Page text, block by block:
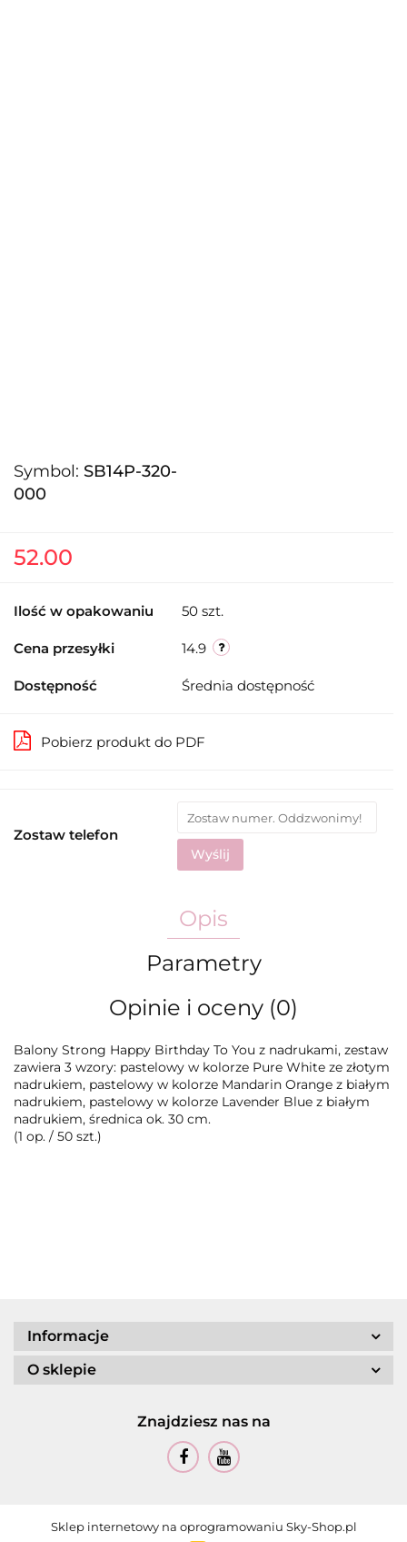
Symbol: SB14P-320-
000
52.00
Ilość w opakowaniu 50 szt.
Cena przesyłki 14.9
Dostępność Średnia dostępność
Pobierz produkt do PDF
Zostaw telefon
Wyślij
Opis
Parametry
Opinie i oceny (0)
Balony Strong Happy Birthday To You z nadrukami, zestaw
zawiera 3 wzory: pastelowy w kolorze Pure White ze złotym
nadrukiem, pastelowy w kolorze Mandarin Orange z białym
nadrukiem, pastelowy w kolorze Lavender Blue z białym
nadrukiem, średnica ok. 30 cm.
(1 op. / 50 szt.)
Informacje
O sklepie
Znajdziesz nas na
Sklep internetowy na oprogramowaniu Sky-Shop.pl